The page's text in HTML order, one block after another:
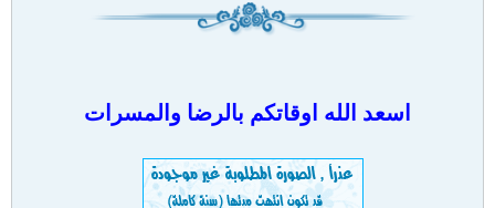
اسعد الله اوقاتكم بالرضا والمسرات